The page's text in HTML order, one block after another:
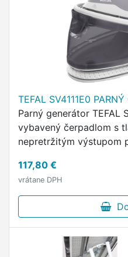
TEFAL SV4111E0 PARNÝ
Parný generátor TEFAL
vybavený čerpadlom s
nepretržitým výstupom
na silnejšie tkaniny.
117,80 €
vrátane DPH
Do